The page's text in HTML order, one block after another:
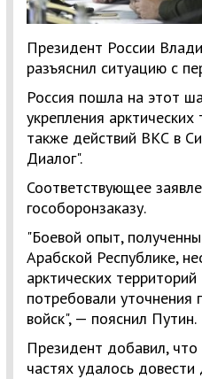
Президент России
разъяснил ситуацию с
Россия пошла на этот
укрепления
также действий ВКС в
Диалог".
Соответствующее
гособоронзаказу.
"Боевой опыт,
Арабской Республике,
арктических
потребовали
войск", — пояснил Путин.
Президент добавил, что
частях удалось